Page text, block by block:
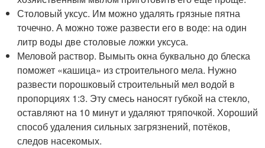
Столовый уксус. Им можно удалять грязные пятна
точечно. А можно тоже развести его в воде: на один
литр воды две столовые ложки уксуса.
Меловой раствор. Вымыть окна буквально до блеска
поможет «кашица» из строительного мела. Нужно
развести порошковый строительный мел водой в
пропорциях 1:3. Эту смесь наносят губкой на стекло,
оставляют на 10 минут и удаляют тряпочкой. Хороший
способ удаления сильных загрязнений, потёков,
следов насекомых.